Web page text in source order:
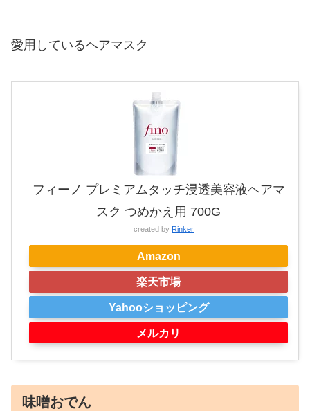
愛用しているヘアマスク
フィーノ プレミアムタッチ浸透美容液ヘアマ
スク つめかえ用 700G
created by Rinker
Amazon
楽天市場
Yahooショッピング
メルカリ
味噌おでん